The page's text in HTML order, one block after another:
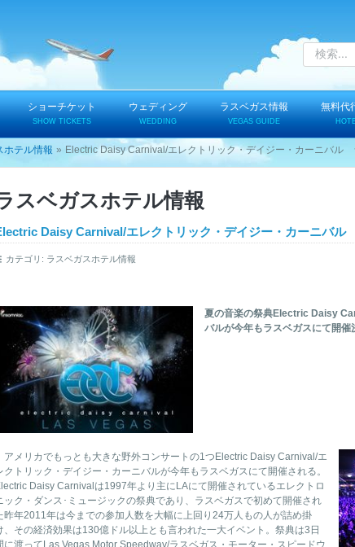
ショーチケット
SHOW TICKETS
ウェディング
WEDDING
ラスベガス情報
VEGAS GUIDE
無料代
ホテル情報 Electric Daisy Carnival/エレクトリック・デイジー・カーニバ
スベガスホテル情報
Daisy Carnival/エレクトリック・デイジー・カーニバ
カテゴリ: ラスベガスホテル情報
夏の音楽の祭典Electric Daisy
バルが今年もラスベガスにて開催
アメリカでもっとも大きな野外コンサートの1つElectric Daisy Carnival/エ
クトリック・デイジー・カーニバルが今年もラスベガスにて開催される。
Daisy Carnivalは1997年より主にLAにて開催されているエレクトロ
ック・ダンス･ミュージックの祭典であり、ラスベガスで初めて開催され
昨年2011年は今までの参加人数を大幅に上回り24万人もの人が詰め掛
、その経済効果は130億ドル以上とも言われた一大イベント。祭典は3日
に渡ってLas Vegas Motor Speedway/ラスベガス・モーター・スピードウ